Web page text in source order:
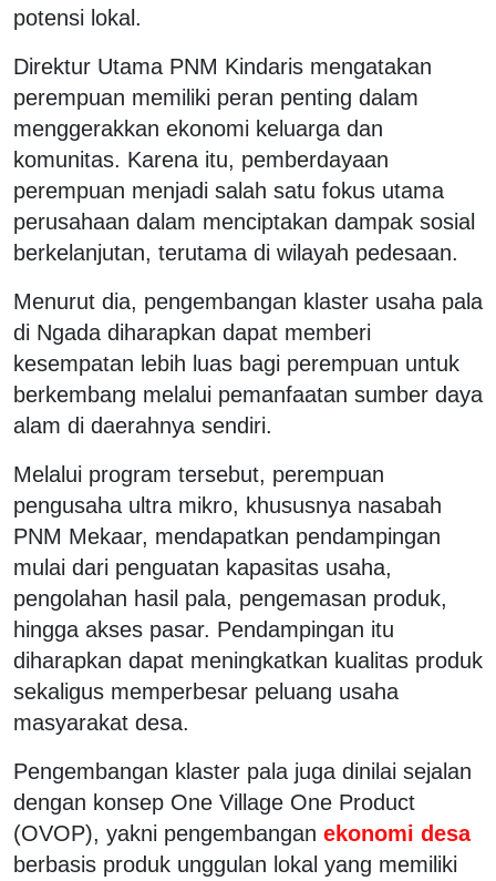
potensi lokal.
Direktur Utama PNM Kindaris mengatakan
perempuan memiliki peran penting dalam
menggerakkan ekonomi keluarga dan
komunitas. Karena itu, pemberdayaan
perempuan menjadi salah satu fokus utama
perusahaan dalam menciptakan dampak sosial
berkelanjutan, terutama di wilayah pedesaan.
Menurut dia, pengembangan klaster usaha pala
di Ngada diharapkan dapat memberi
kesempatan lebih luas bagi perempuan untuk
berkembang melalui pemanfaatan sumber daya
alam di daerahnya sendiri.
Melalui program tersebut, perempuan
pengusaha ultra mikro, khususnya nasabah
PNM Mekaar, mendapatkan pendampingan
mulai dari penguatan kapasitas usaha,
pengolahan hasil pala, pengemasan produk,
hingga akses pasar. Pendampingan itu
diharapkan dapat meningkatkan kualitas produk
sekaligus memperbesar peluang usaha
masyarakat desa.
Pengembangan klaster pala juga dinilai sejalan
dengan konsep One Village One Product
(OVOP), yakni pengembangan ekonomi desa
berbasis produk unggulan lokal yang memiliki